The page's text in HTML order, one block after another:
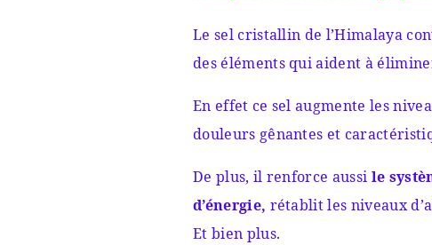
Le sel cristallin de l’Himalaya
des éléments qui aident à
En effet ce sel augmente les
douleurs gênantes et
De plus, il renforce aussi le
d’énergie, rétablit les niveaux
Et bien plus.